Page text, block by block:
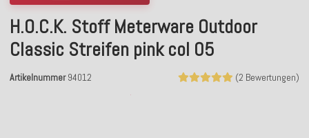
H.O.C.K. Stoff Meterware Outdoor
Classic Streifen pink col 05
(2 Bewertungen)
Artikelnummer 94012